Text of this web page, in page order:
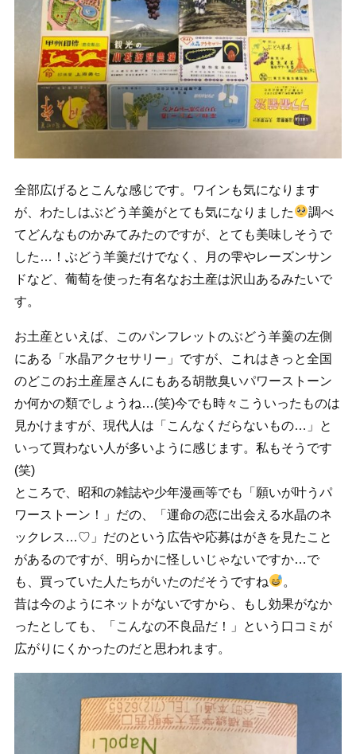
全部広げるとこんな感じです。ワインも気になります
が、わたしはぶどう羊羹がとても気になりました
調べ
てどんなものかみてみたのですが、とても美味しそうで
した…！ぶどう羊羹だけでなく、月の雫やレーズンサン
ドなど、葡萄を使った有名なお土産は沢山あるみたいで
す。
お土産といえば、このパンフレットのぶどう羊羹の左側
にある「水晶アクセサリー」ですが、これはきっと全国
のどこのお土産屋さんにもある胡散臭いパワーストーン
か何かの類でしょうね…(笑)今でも時々こういったものは
見かけますが、現代人は「こんなくだらないもの…」と
いって買わない人が多いように感じます。私もそうです
(笑)
ところで、昭和の雑誌や少年漫画等でも「願いが叶うパ
ワーストーン！」だの、「運命の恋に出会える水晶のネ
ックレス…♡」だのという広告や応募はがきを見たこと
があるのですが、明らかに怪しいじゃないですか…で
も、買っていた人たちがいたのだそうですね
。
昔は今のようにネットがないですから、もし効果がなか
ったとしても、「こんなの不良品だ！」という口コミが
広がりにくかったのだと思われます。